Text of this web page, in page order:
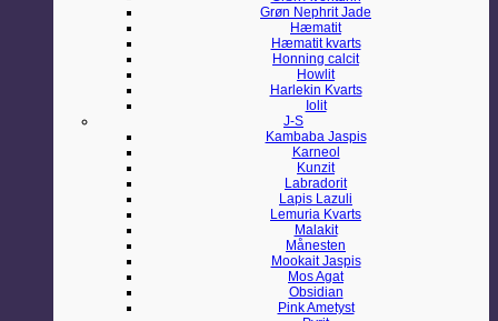
Grøn Nephrit Jade
Hæmatit
Hæmatit kvarts
Honning calcit
Howlit
Harlekin Kvarts
Iolit
J-S
Kambaba Jaspis
Karneol
Kunzit
Labradorit
Lapis Lazuli
Lemuria Kvarts
Malakit
Månesten
Mookait Jaspis
Mos Agat
Obsidian
Pink Ametyst